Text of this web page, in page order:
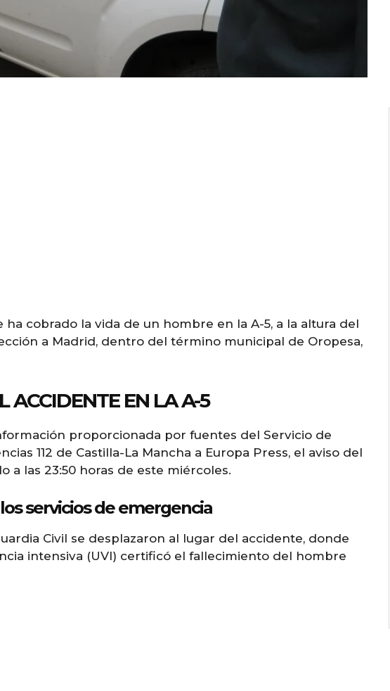
ha cobrado la vida de un hombre en la A-5, a la altura del
a Madrid, dentro del término municipal de Oropesa,
ACCIDENTE EN LA A-5
proporcionada por fuentes del Servicio de
112 de Castilla-La Mancha a Europa Press, el aviso del
a las 23:50 horas de este miércoles.
servicios de emergencia
Civil se desplazaron al lugar del accidente, donde
intensiva (UVI) certificó el fallecimiento del hombre